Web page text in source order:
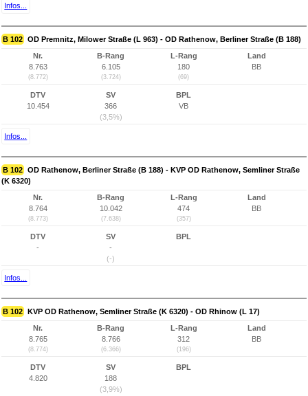
Infos...
B 102 OD Premnitz, Milower Straße (L 963) - OD Rathenow, Berliner Straße (B 188)
Nr.
8.763
(8.772)
B-Rang
6.105
(3.724)
L-Rang
180
(69)
Land
BB
DTV
10.454
SV
366
(3,5%)
BPL
VB
Infos...
B 102 OD Rathenow, Berliner Straße (B 188) - KVP OD Rathenow, Semliner Straße
(K 6320)
Nr.
8.764
(8.773)
B-Rang
10.042
(7.638)
L-Rang
474
(357)
Land
BB
DTV
-
SV
-
(-)
BPL
Infos...
B 102 KVP OD Rathenow, Semliner Straße (K 6320) - OD Rhinow (L 17)
Nr.
8.765
(8.774)
B-Rang
8.766
(6.366)
L-Rang
312
(196)
Land
BB
DTV
4.820
SV
188
(3,9%)
BPL